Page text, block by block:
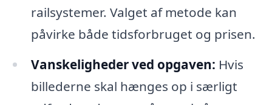
railsystemer. Valget af metode kan
påvirke både tidsforbruget og prisen.
Vanskeligheder ved opgaven: Hvis
billederne skal hænges op i særligt